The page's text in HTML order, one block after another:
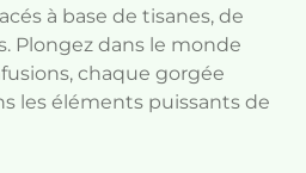
à base de tisanes, de
Plongez dans le monde
chaque gorgée
les éléments puissants de